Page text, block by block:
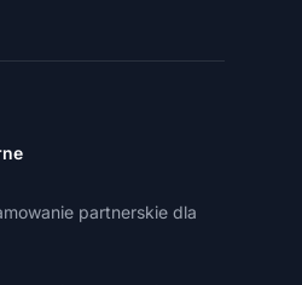
partnerskie dla